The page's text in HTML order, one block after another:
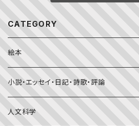
CATEGORY
絵本
福音館書店月刊誌
こどものとも0.1.2
その他の月刊誌
小説・エッセイ・日記・詩歌・評論
日本文学
人文科学